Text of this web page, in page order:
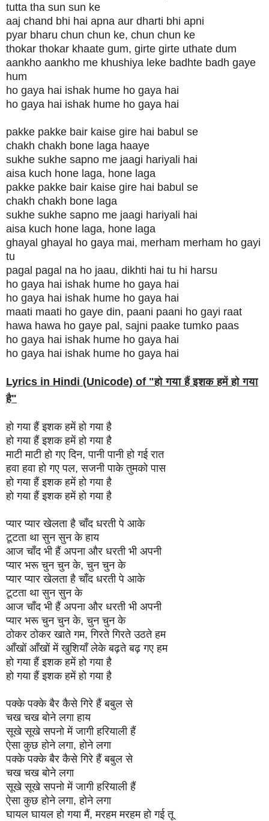
tutta tha sun sun ke
aaj chand bhi hai apna aur dharti bhi apni
pyar bharu chun chun ke, chun chun ke
thokar thokar khaate gum, girte girte uthate dum
aankho aankho me khushiya leke badhte badh gaye
hum
ho gaya hai ishak hume ho gaya hai
ho gaya hai ishak hume ho gaya hai
pakke pakke bair kaise gire hai babul se
chakh chakh bone laga haaye
sukhe sukhe sapno me jaagi hariyali hai
aisa kuch hone laga, hone laga
pakke pakke bair kaise gire hai babul se
chakh chakh bone laga
sukhe sukhe sapno me jaagi hariyali hai
aisa kuch hone laga, hone laga
ghayal ghayal ho gaya mai, merham merham ho gayi
tu
pagal pagal na ho jaau, dikhti hai tu hi harsu
ho gaya hai ishak hume ho gaya hai
ho gaya hai ishak hume ho gaya hai
maati maati ho gaye din, paani paani ho gayi raat
hawa hawa ho gaye pal, sajni paake tumko paas
ho gaya hai ishak hume ho gaya hai
ho gaya hai ishak hume ho gaya hai
Lyrics in Hindi (Unicode) of "हो गया हैं इशक हमें हो गया
है"
हो गया हैं इशक हमें हो गया है
हो गया हैं इशक हमें हो गया है
माटी माटी हो गए दिन, पानी पानी हो गई रात
हवा हवा हो गए पल, सजनी पाके तुमको पास
हो गया हैं इशक हमें हो गया है
हो गया हैं इशक हमें हो गया है
प्यार प्यार खेलता है चाँद धरती पे आके
टूटता था सुन सुन के हाय
आज चाँद भी हैं अपना और धरती भी अपनी
प्यार भरू चुन चुन के, चुन चुन के
प्यार प्यार खेलता है चाँद धरती पे आके
टूटता था सुन सुन के
आज चाँद भी हैं अपना और धरती भी अपनी
प्यार भरू चुन चुन के, चुन चुन के
ठोकर ठोकर खाते गम, गिरते गिरते उठते हम
आँखों आँखों में खुशियाँ लेके बढ़ते बढ़ गए हम
हो गया हैं इशक हमें हो गया है
हो गया हैं इशक हमें हो गया है
पक्के पक्के बैर कैसे गिरे हैं बबुल से
चख चख बोने लगा हाय
सूखे सूखे सपनो में जागी हरियाली हैं
ऐसा कुछ होने लगा, होने लगा
पक्के पक्के बैर कैसे गिरे हैं बबुल से
चख चख बोने लगा
सूखे सूखे सपनो में जागी हरियाली हैं
ऐसा कुछ होने लगा, होने लगा
घायल घायल हो गया मैं, मरहम मरहम हो गई तू